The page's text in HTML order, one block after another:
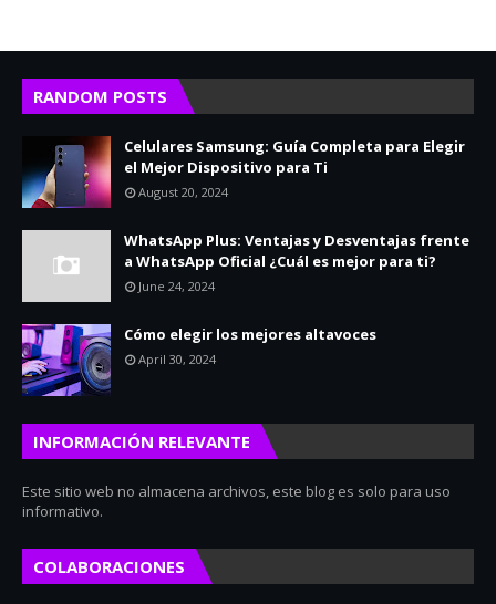
RANDOM POSTS
Celulares Samsung: Guía Completa para Elegir
el Mejor Dispositivo para Ti
August 20, 2024
WhatsApp Plus: Ventajas y Desventajas frente
a WhatsApp Oficial ¿Cuál es mejor para ti?
June 24, 2024
Cómo elegir los mejores altavoces
April 30, 2024
INFORMACIÓN RELEVANTE
Este sitio web no almacena archivos, este blog es solo para uso
informativo.
COLABORACIONES